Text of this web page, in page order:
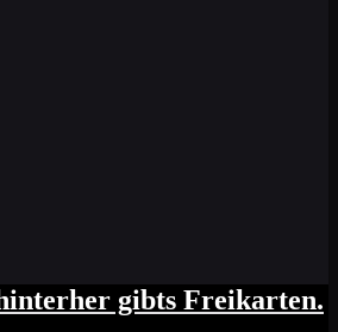
gibts Freikarten.